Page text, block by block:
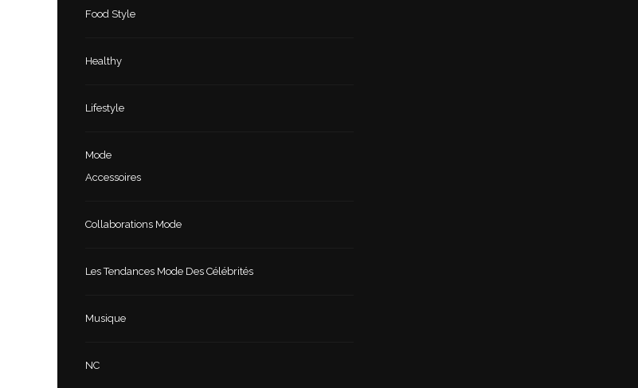
Food Style
Healthy
Lifestyle
Mode
Accessoires
Collaborations Mode
Les Tendances Mode Des Célébrités
Musique
NC